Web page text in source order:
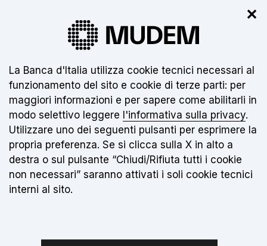
Il nuovo museo non è ancora aperto.
per info
IT
Torna alla home page
Apri
sei qui:
Home Il Museo Villa Hüffer
✕
Informativa sui cookie:
La Banca d'Italia utilizza cookie tecnici necessari al
funzionamento del sito e cookie di terze parti: per
maggiori informazioni e per sapere come abilitarli in
modo selettivo leggere l'informativa sulla privacy.
Utilizzare uno dei seguenti pulsanti per esprimere la
propria preferenza. Se si clicca sulla X in alto a
destra o sul pulsante “Chiudi/Rifiuta tutti i cookie
non necessari” saranno attivati i soli cookie tecnici
interni al sito.